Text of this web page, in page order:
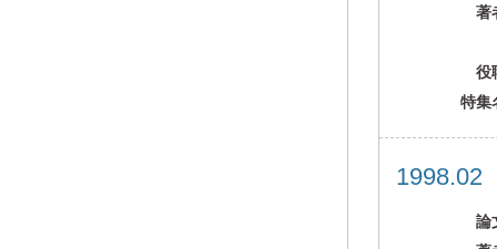
著
役
特集
論